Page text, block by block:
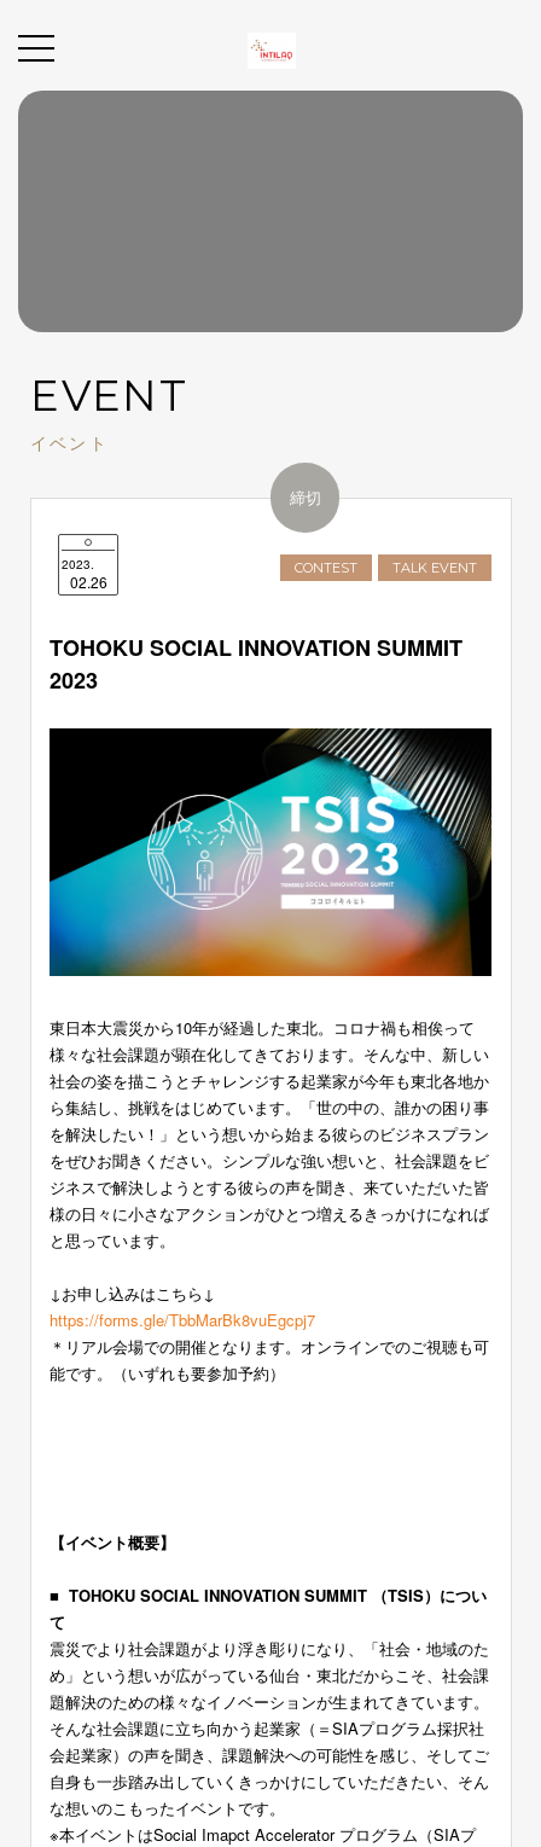
EVENT
イベント
締切
CONTEST TALK EVENT
2023.
02.26
TOHOKU SOCIAL INNOVATION SUMMIT
2023
東日本大震災から10年が経過した東北。コロナ禍も相俟って
様々な社会課題が顕在化してきております。そんな中、新しい
社会の姿を描こうとチャレンジする起業家が今年も東北各地か
ら集結し、挑戦をはじめています。「世の中の、誰かの困り事
を解決したい！」という想いから始まる彼らのビジネスプラン
をぜひお聞きください。シンプルな強い想いと、社会課題をビ
ジネスで解決しようとする彼らの声を聞き、来ていただいた皆
様の日々に小さなアクションがひとつ増えるきっかけになれば
と思っています。
↓お申し込みはこちら↓
https://forms.gle/TbbMarBk8vuEgcpj7
＊リアル会場での開催となります。オンラインでのご視聴も可
能です。（いずれも要参加予約）
【イベント概要】
■ TOHOKU SOCIAL INNOVATION SUMMIT （TSIS）につい
て
震災でより社会課題がより浮き彫りになり、「社会・地域のた
め」という想いが広がっている仙台・東北だからこそ、社会課
題解決のための様々なイノベーションが生まれてきています。
そんな社会課題に立ち向かう起業家（＝SIAプログラム採択社
会起業家）の声を聞き、課題解決への可能性を感じ、そしてご
自身も一歩踏み出していくきっかけにしていただきたい、そん
な想いのこもったイベントです。
※本イベントはSocial Imapct Accelerator プログラム（SIAプ